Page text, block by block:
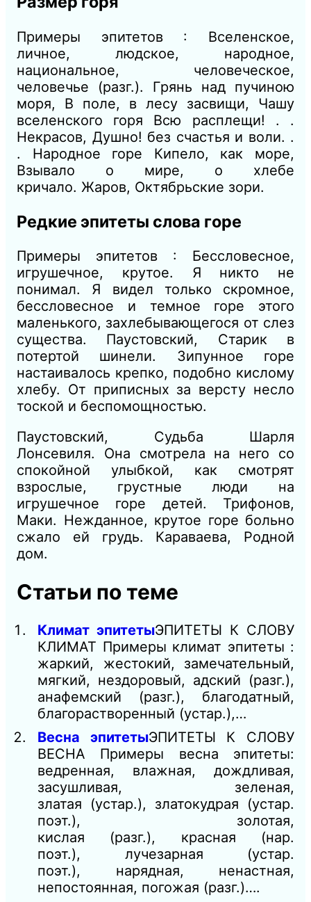
Примеры эпитетов : Вселенское,
личное, людское, народное,
национальное, человеческое,
человечье (разг.). Грянь над пучиною
моря, В поле, в лесу засвищи, Чашу
вселенского горя Всю расплещи! . .
Некрасов, Душно! без счастья и воли. .
. Народное горе Кипело, как море,
Взывало о мире, о хлебе
кричало. Жаров, Октябрьские зори.
Редкие эпитеты слова горе
Примеры эпитетов : Бессловесное,
игрушечное, крутое. Я никто не
понимал. Я видел только скромное,
бессловесное и темное горе этого
маленького, захлебывающегося от слез
существа. Паустовский, Старик в
потертой шинели. Зипунное горе
настаивалось крепко, подобно кислому
хлебу. От приписных за версту несло
тоской и беспомощностью.
Паустовский, Судьба Шарля
Лонсевиля. Она смотрела на него со
спокойной улыбкой, как смотрят
взрослые, грустные люди на
игрушечное горе детей. Трифонов,
Маки. Нежданное, крутое горе больно
сжало ей грудь. Караваева, Родной
дом.
Статьи по теме
Климат эпитетыЭПИТЕТЫ К СЛОВУ
КЛИМАТ Примеры климат эпитеты :
жаркий, жестокий, замечательный,
мягкий, нездоровый, адский (разг.),
анафемский (разг.), благодатный,
благорастворенный (устар.),…
Весна эпитетыЭПИТЕТЫ К СЛОВУ
ВЕСНА Примеры весна эпитеты:
ведренная, влажная, дождливая,
засушливая, зеленая,
златая (устар.), златокудрая (устар.
поэт.), золотая,
кислая (разг.), красная (нар.
поэт.), лучезарная (устар.
поэт.), нарядная, ненастная,
непостоянная, погожая (разг.)….